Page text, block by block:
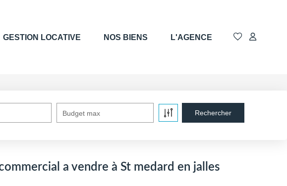
GESTION LOCATIVE NOS BIENS L'AGENCE
Budget max
a vendre à St medard en jalles